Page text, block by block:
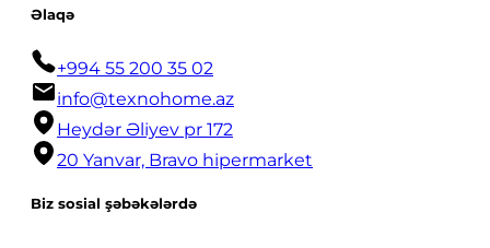
Əlaqə
+994 55 200 35 02
info@texnohome.az
Heydər Əliyev pr 172
20 Yanvar, Bravo hipermarket
Biz sosial şəbəkələrdə